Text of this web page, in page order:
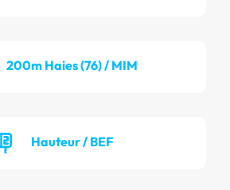
200m Haies (76) / MIM
Hauteur / BEF